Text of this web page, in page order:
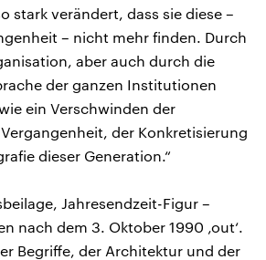
stark verändert, dass sie diese –
– nicht mehr finden. Durch
aber auch durch die
der ganzen Institutionen
ein Verschwinden der
der Konkretisierung
dieser Generation.“
Jahresendzeit-Figur –
nach dem 3. Oktober 1990 ‚out‘.
Begriffe, der Architektur und der